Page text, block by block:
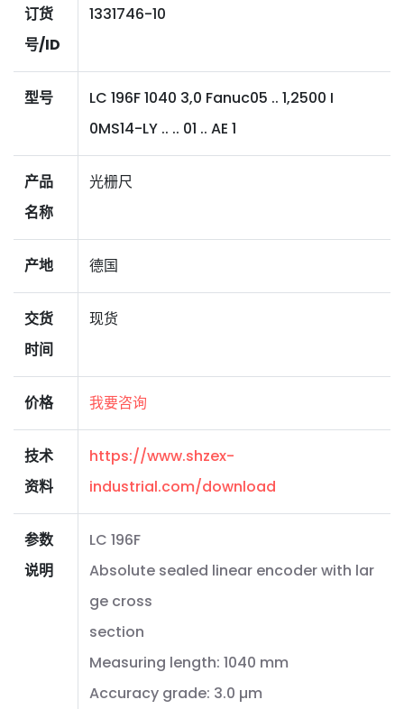
订货
号/ID
1331746-10
型号
LC 196F 1040 3,0 Fanuc05 .. 1,2500 I
0MS14-LY .. .. 01 .. AE 1
产品
名称
光栅尺
产地 德国
交货
时间
现货
价格 我要咨询
技术
资料
https://www.shzex-
industrial.com/download
参数
说明
LC 196F
Absolute sealed linear encoder with lar
ge cross
section
Measuring length: 1040 mm
Accuracy grade: 3.0 µm